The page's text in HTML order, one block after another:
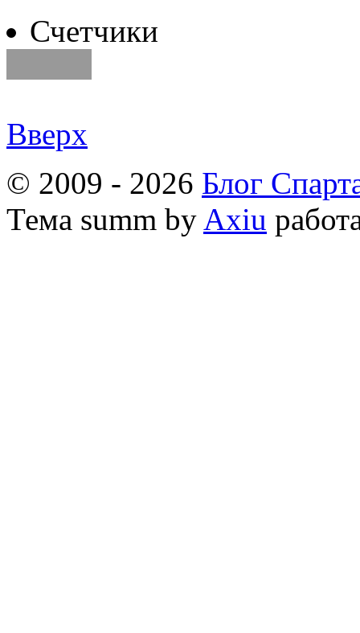
Счетчики
Вверх
© 2009 - 2026 Блог
Тема summ by Axiu